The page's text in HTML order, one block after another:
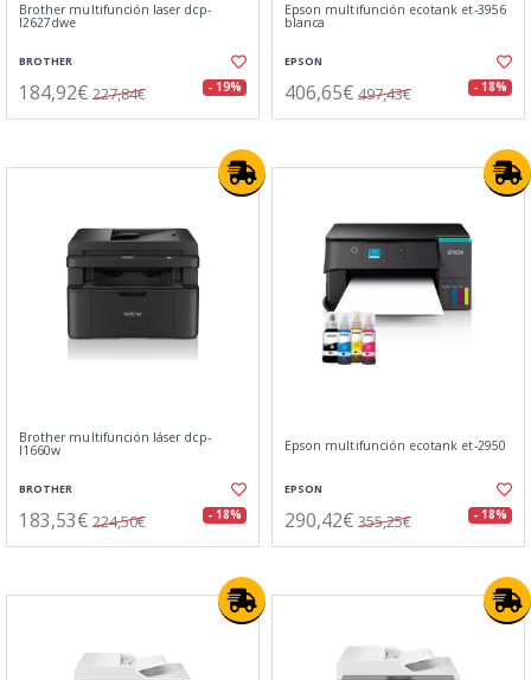
Brother multifunción laser dcp-
l2627dwe
BROTHER
184,92€ 227,84€ - 19%
Epson multifunción ecotank et-3956
blanca
EPSON
406,65€ 497,43€ - 18%
Brother multifunción láser dcp-
l1660w
BROTHER
183,53€ 224,50€ - 18%
Epson multifunción ecotank et-2950
EPSON
290,42€ 355,25€ - 18%